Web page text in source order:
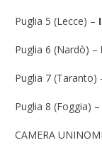
Puglia 5 (Lecce) –
Puglia 6 (Nardò) –
Puglia 7 (Taranto)
Puglia 8 (Foggia) –
CAMERA